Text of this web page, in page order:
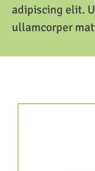
adipiscing elit.
ullamcorper